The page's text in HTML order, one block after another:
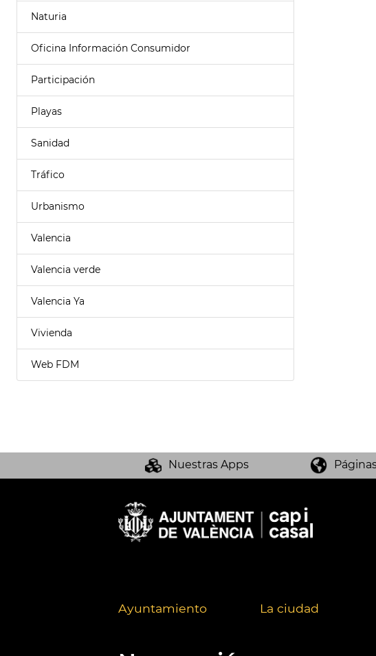
Naturia
Oficina Información Consumidor
Participación
Playas
Sanidad
Tráfico
Urbanismo
Valencia
Valencia verde
Valencia Ya
Vivienda
Web FDM
Nuestras Apps
Ayuntamiento La ciudad